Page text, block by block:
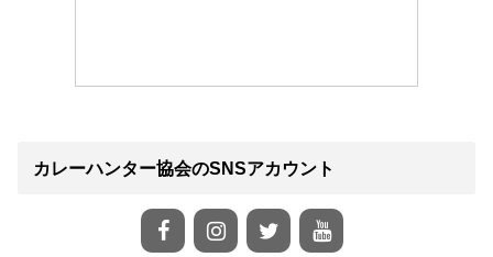
カレーハンター協会のSNSアカウント